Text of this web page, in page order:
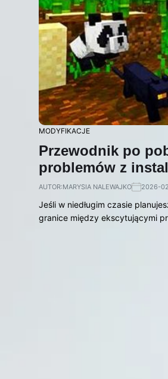
MODYFIKACJE
Przewodnik po
problemów z
AUTOR:MARYSIA NALEWAJKO 2026-
Jeśli w niedługim czasie
granice między ekscytującymi